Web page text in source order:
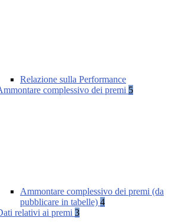
Relazione sulla Performance
complessivo dei premi 5
Ammontare complessivo dei premi (da
pubblicare in tabelle) 4
relativi ai premi 3